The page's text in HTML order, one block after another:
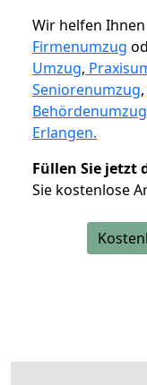
Wir helfen
Firmenumzug
Umzug,
Seniorenumzug,
Erlangen.
Füllen Sie jetzt
Sie kostenlose